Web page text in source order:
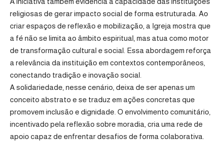
religiosas de gerar impacto social de forma estruturada. Ao
criar espaços de reflexão e mobilização, a Igreja mostra que
a fé não se limita ao âmbito espiritual, mas atua como motor
de transformação cultural e social. Essa abordagem reforça
a relevância da instituição em contextos contemporâneos,
conectando tradição e inovação social.
A solidariedade, nesse cenário, deixa de ser apenas um
conceito abstrato e se traduz em ações concretas que
promovem inclusão e dignidade. O envolvimento comunitário,
incentivado pela reflexão sobre moradia, cria uma rede de
apoio capaz de enfrentar desafios de forma colaborativa.